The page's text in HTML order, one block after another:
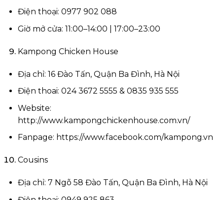
Điện thoại: 0977 902 088
Giờ mở cửa: 11:00–14:00 | 17:00–23:00
Kampong Chicken House
Địa chỉ: 16 Đào Tấn, Quận Ba Đình, Hà Nội
Điện thoai: 024 3672 5555 & 0835 935 555
Website:
http://www.kampongchickenhouse.com.vn/
Fanpage: https://www.facebook.com/kampong.vn
Cousins
Địa chỉ: 7 Ngõ 58 Đào Tấn, Quận Ba Đình, Hà Nội